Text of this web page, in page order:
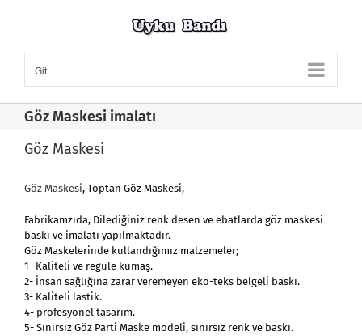
Git...
Göz Maskesi imalatı
Göz Maskesi
Göz Maskesi, Toptan Göz Maskesi,
Fabrikamzıda, Dilediğiniz renk desen ve ebatlarda göz maskesi
baskı ve imalatı yapılmaktadır.
Göz Maskelerinde kullandığımız malzemeler;
1- Kaliteli ve regule kumaş.
2- İnsan sağlığına zarar veremeyen eko-teks belgeli baskı.
3- Kaliteli lastik.
4- profesyonel tasarım.
5- Sınırsız Göz Parti Maske modeli, sınırsız renk ve baskı.